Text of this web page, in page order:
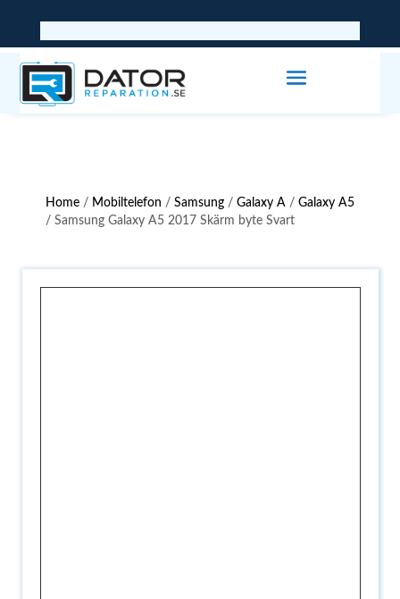
Home / Mobiltelefon /Samsung /Galaxy A /Galaxy A5
/ Samsung Galaxy A5 2017 Skärm byte Svart